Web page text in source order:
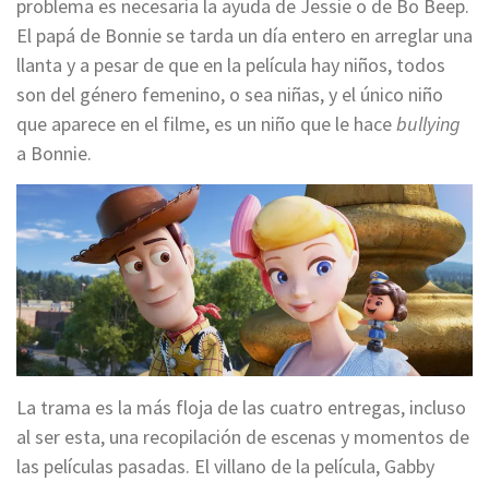
problema es necesaria la ayuda de Jessie o de Bo Beep.
El papá de Bonnie se tarda un día entero en arreglar una
llanta y a pesar de que en la película hay niños, todos
son del género femenino, o sea niñas, y el único niño
que aparece en el filme, es un niño que le hacebullying
a Bonnie.
La trama es la más floja de las cuatro entregas, incluso
al ser esta, una recopilación de escenas y momentos de
las películas pasadas. El villano de la película, Gabby